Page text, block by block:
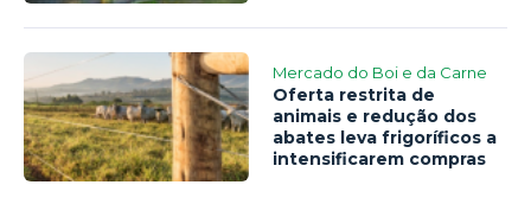
Mercado do Boi e da Carne
Oferta restrita de
animais e redução dos
abates leva frigoríficos a
intensificarem compras